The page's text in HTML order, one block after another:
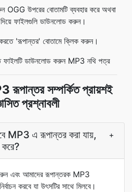
উপরের বোতামটি ব্যবহার করে অথবা
ফাইলগুলি ডাউনলোড করুন।
'রূপান্তর' বোতামে ক্লিক করুন।
ফাইলটি ডাউনলোড করুন MP3 নথি পত্র
সম্পর্কিত প্রায়শই
প্রশ্নাবলী
MP3 এ রূপান্তর করা যায়,
করে?
+
এবং আমাদের রূপান্তরক MP3
করবে যা উৎসটির সাথে মিলবে।